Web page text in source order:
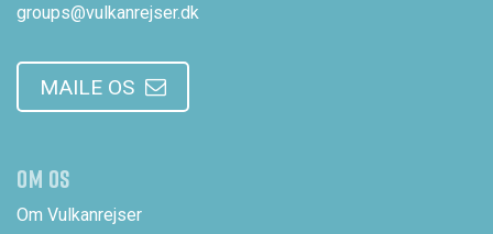
groups@vulkanrejser.dk
MAILE OS
OM OS
Om Vulkanrejser